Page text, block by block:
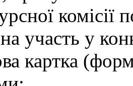
комісії
участь у
картка